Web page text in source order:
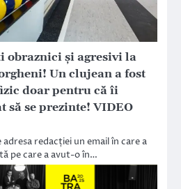
obraznici și agresivi la
Un clujean a fost
doar pentru că îi
să se prezinte! VIDEO
redacției un email în care a
pe care a avut-o în…